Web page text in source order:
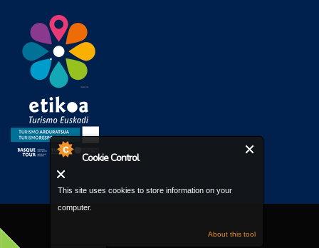
Cookie Control
This site uses cookies to store information on your
computer.
About this tool